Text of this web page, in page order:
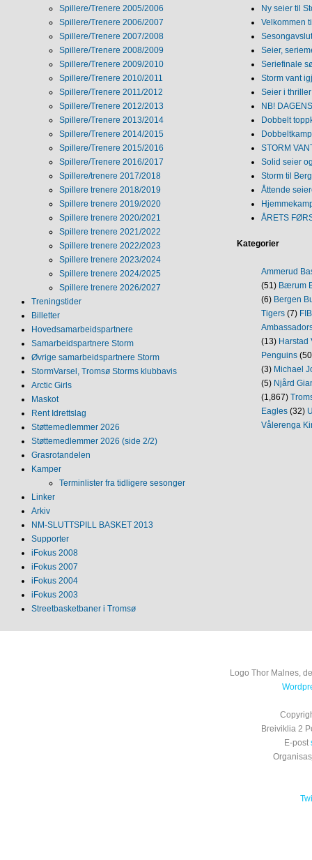
Spillere/Trenere 2005/2006
Spillere/Trenere 2006/2007
Spillere/Trenere 2007/2008
Spillere/Trenere 2008/2009
Spillere/Trenere 2009/2010
Spillere/Trenere 2010/2011
Spillere/Trenere 2011/2012
Spillere/Trenere 2012/2013
Spillere/Trenere 2013/2014
Spillere/Trenere 2014/2015
Spillere/Trenere 2015/2016
Spillere/Trenere 2016/2017
Spillere/trenere 2017/2018
Spillere trenere 2018/2019
Spillere trenere 2019/2020
Spillere trenere 2020/2021
Spillere trenere 2021/2022
Spillere trenere 2022/2023
Spillere trenere 2023/2024
Spillere trenere 2024/2025
Spillere trenere 2026/2027
Treningstider
Billetter
Hovedsamarbeidspartnere
Samarbeidspartnere Storm
Øvrige samarbeidspartnere Storm
StormVarsel, Tromsø Storms klubbavis
Arctic Girls
Maskot
Rent Idrettslag
Støttemedlemmer 2026
Støttemedlemmer 2026 (side 2/2)
Grasrotandelen
Kamper
Terminlister fra tidligere sesonger
Linker
Arkiv
NM‐SLUTTSPILL BASKET 2013
Supporter
iFokus 2008
iFokus 2007
iFokus 2004
iFokus 2003
Streetbasketbaner i Tromsø
Ny seier til
Velkommen
Seier,
Seriefinale
Storm vant
Seier i
NB!
Dobbelt
STORM
Solid seier
Storm til
Åttende
ÅRETS
Kategorier
Ammerud
(51) Bærum
(6) Bergen
Tigers (7)
(13) Harstad
Penguins
(3) Michael
(5) Njård
(1,867)
Eagles (32)
Vålerenga
Logo Thor Malnes,
Breiviklia 2
E-post